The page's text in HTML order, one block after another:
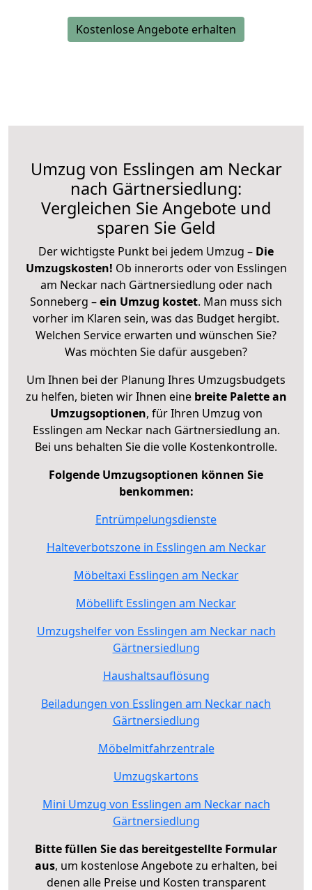
Kostenlose Angebote erhalten
Umzug von Esslingen am Neckar
nach Gärtnersiedlung:
Vergleichen Sie Angebote und
sparen Sie Geld
Der wichtigste Punkt bei jedem Umzug – Die
Umzugskosten! Ob innerorts oder von Esslingen
am Neckar nach Gärtnersiedlung oder nach
Sonneberg –ein Umzug kostet. Man muss sich
vorher im Klaren sein, was das Budget hergibt.
Welchen Service erwarten und wünschen Sie?
Was möchten Sie dafür ausgeben?
Um Ihnen bei der Planung Ihres Umzugsbudgets
zu helfen, bieten wir Ihnen eine breite Palette an
Umzugsoptionen, für Ihren Umzug von
Esslingen am Neckar nach Gärtnersiedlung an.
Bei uns behalten Sie die volle Kostenkontrolle.
Folgende Umzugsoptionen können Sie
benkommen:
Entrümpelungsdienste
Halteverbotszone in Esslingen am Neckar
Möbeltaxi Esslingen am Neckar
Möbellift Esslingen am Neckar
Umzugshelfer von Esslingen am Neckar nach
Gärtnersiedlung
Haushaltsauflösung
Beiladungen von Esslingen am Neckar nach
Gärtnersiedlung
Möbelmitfahrzentrale
Umzugskartons
Mini Umzug von Esslingen am Neckar nach
Gärtnersiedlung
Bitte füllen Sie das bereitgestellte Formular
aus, um kostenlose Angebote zu erhalten, bei
denen alle Preise und Kosten transparent